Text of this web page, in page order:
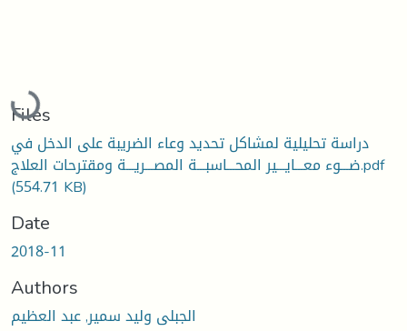
Loading...
Files
دراسة تحليلية لمشاكل تحديد وعاء الضريبة على الدخل في
ضـــوء معـــايـــير المحـــاسبـــة المصـــريـــة ومقترحات العلاج.pdf
(554.71 KB)
Date
2018-11
Authors
الجبلى وليد سمير, عبد العظيم